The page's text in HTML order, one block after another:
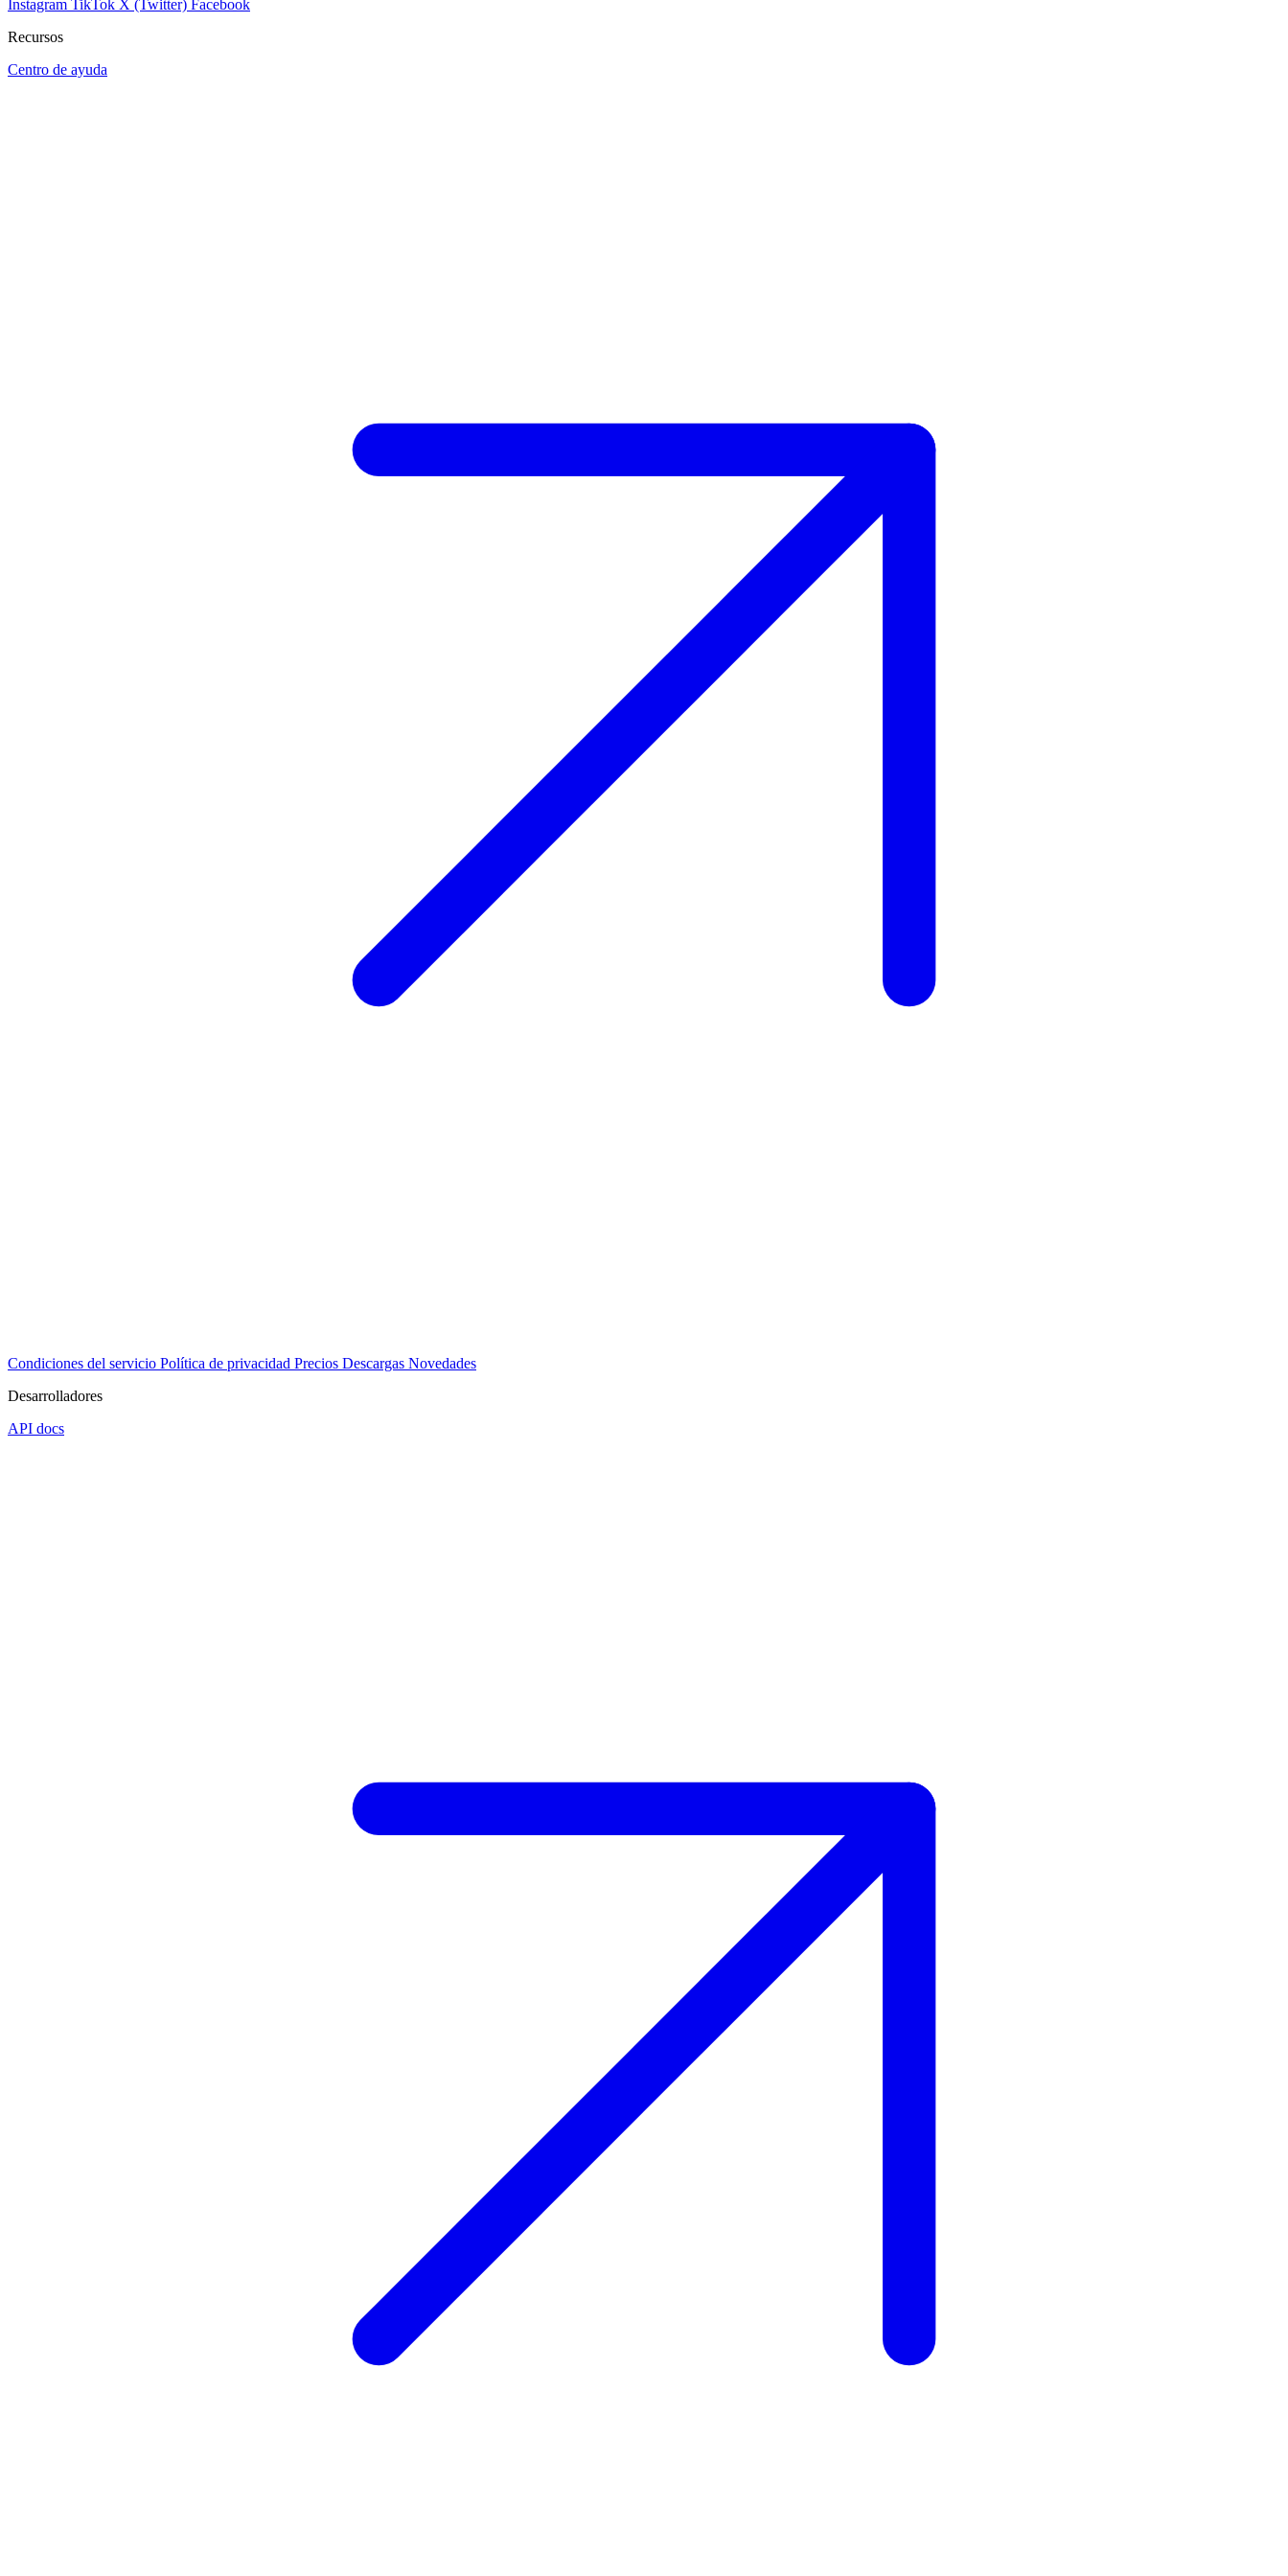
Instagram TikTok X (Twitter) Facebook
Recursos
Centro de ayuda
Condiciones del servicio Política de privacidad Precios Descargas Novedades
Desarrolladores
API docs